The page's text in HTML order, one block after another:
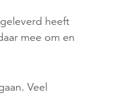
heeft
mee om en
Veel